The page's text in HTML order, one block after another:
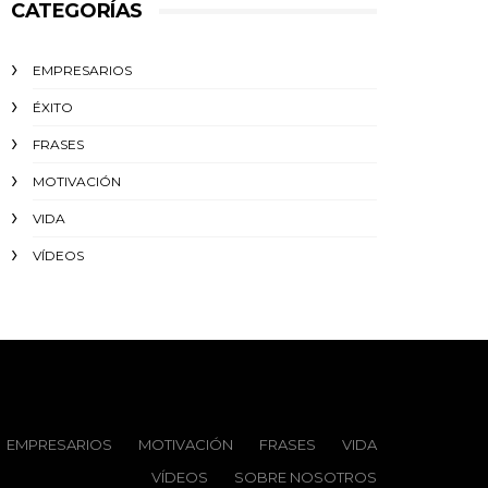
CATEGORÍAS
EMPRESARIOS
ÉXITO‬
FRASES
MOTIVACIÓN
VIDA
VÍDEOS
EMPRESARIOS MOTIVACIÓN FRASES
VIDA
VÍDEOS
SOBRE NOSOTROS